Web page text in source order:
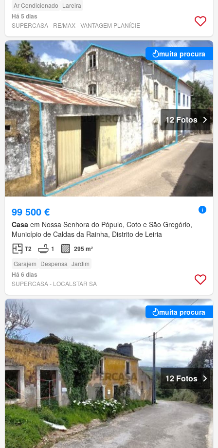
Ar Condicionado Lareira
Há 5 dias
SUPERCASA - RE/MAX - VANTAGEM PLANÍCIE
muita procura
12 Fotos
99 500 €
Casa em Nossa Senhora do Pópulo, Coto e São Gregório,
Município de Caldas da Rainha, Distrito de Leiria
T2 1 295 m²
Garajem Despensa Jardim
Há 6 dias
SUPERCASA - LOCALSTAR SA
muita procura
12 Fotos